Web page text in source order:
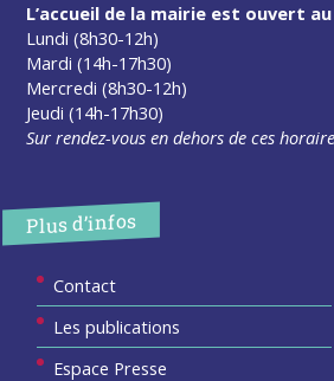
L’accueil de la mairie est ouvert
Lundi (8h30-12h)
Mardi (14h-17h30)
Mercredi (8h30-12h)
Jeudi (14h-17h30)
Sur rendez-vous en dehors de ces
Plus d’infos
Contact
Les publications
Espace Presse